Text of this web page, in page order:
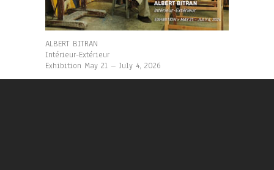
ALBERT BITRAN
Intérieur-Extérieur
Exhibition May 21 – July 4, 2026